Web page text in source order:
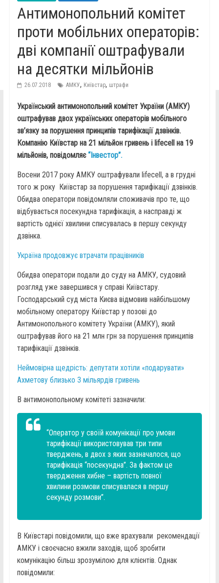
Антимонопольний комітет
проти мобільних операторів:
дві компанії оштрафували
на десятки мільйонів
26.07.2018 АМКУ, Київстар, штрафи
Український антимонопольний комітет України (АМКУ)
оштрафував двох українських операторів мобільного
зв’язку за порушення принципів тарифікації дзвінків.
Компанію Київстар на 21 мільйон гривень і lifecell на 19
мільйонів, повідомляє“Інвестор”.
Восени 2017 року АМКУ оштрафували lifecell, а в грудні
того ж року Київстар за порушення тарифікації дзвінків.
Обидва оператори повідомляли споживачів про те, що
відбувається посекундна тарифікація, а насправді ж
вартість однієї хвилини списувалась в першу секунду
дзвінка.
Україна продовжує втрачати працівників
Обидва оператори подали до суду на АМКУ, судовий
розгляд уже завершився у справі Київстару.
Господарський суд міста Києва відмовив найбільшому
мобільному оператору Київстар у позові до
Антимонопольного комітету України (АМКУ), який
оштрафував його на 21 млн грн за порушення принципів
тарифікації дзвінків.
Неймовірна щедрість: депутати хотіли «подарувати»
Ахметову близько 3 мільярдів гривень
В антимонопольному комітеті зазначили:
“Оператор у своїй комунікації про умови
тарифікації використовував три типи
тверджень, в двох з яких зазначалося, що
тарифікація “посекундна”. За фактом це
твердження хибне – вартість повної
хвилини розмови списувалася в першу
секунду розмови”.
В Київстарі повідомили, що вже врахували рекомендації
АМКУ і своєчасно вжили заходів, щоб зробити
комунікацію більш зрозумілою для клієнтів. Однак
повідомили: